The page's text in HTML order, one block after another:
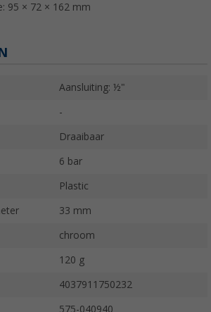
95 × 72 × 162 mm
Aansluiting: ½"
-
Draaibaar
6 bar
Plastic
33 mm
chroom
120 g
4037911750232
575-040940